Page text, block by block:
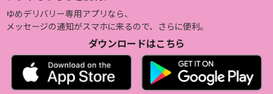
ゆめデリバリー専用アプリなら、
メッセージの通知がスマホに来るので、さらに便利。
ダウンロードはこちら